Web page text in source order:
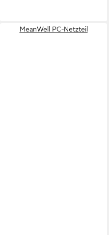
MeanWell PC-Netzteil